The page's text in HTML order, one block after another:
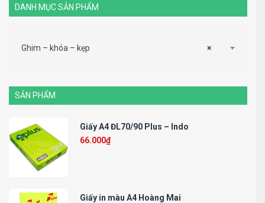
DANH MỤC SẢN PHẨM
×
Ghim – khóa – kẹp
SẢN PHẨM
Giấy A4 ĐL70/90 Plus – Indo
66.000₫
Giấy in màu A4 Hoàng Mai